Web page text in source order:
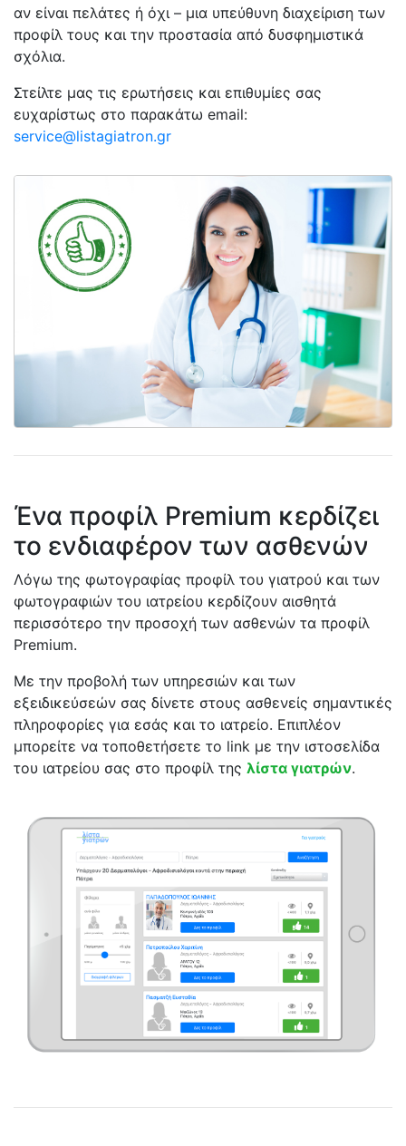
αν είναι πελάτες ή όχι – μια υπεύθυνη διαχείριση των
προφίλ τους και την προστασία από δυσφημιστικά
σχόλια.
Στείλτε μας τις ερωτήσεις και επιθυμίες σας
ευχαρίστως στο παρακάτω email:
service@listagiatron.gr
Ένα προφίλ Premium κερδίζει
το ενδιαφέρον των ασθενών
Λόγω της φωτογραφίας προφίλ του γιατρού και των
φωτογραφιών του ιατρείου κερδίζουν αισθητά
περισσότερο την προσοχή των ασθενών τα προφίλ
Premium.
Με την προβολή των υπηρεσιών και των
εξειδικεύσεών σας δίνετε στους ασθενείς σημαντικές
πληροφορίες για εσάς και το ιατρείο. Επιπλέον
μπορείτε να τοποθετήσετε το link με την ιστοσελίδα
του ιατρείου σας στο προφίλ της λίστα γιατρών.